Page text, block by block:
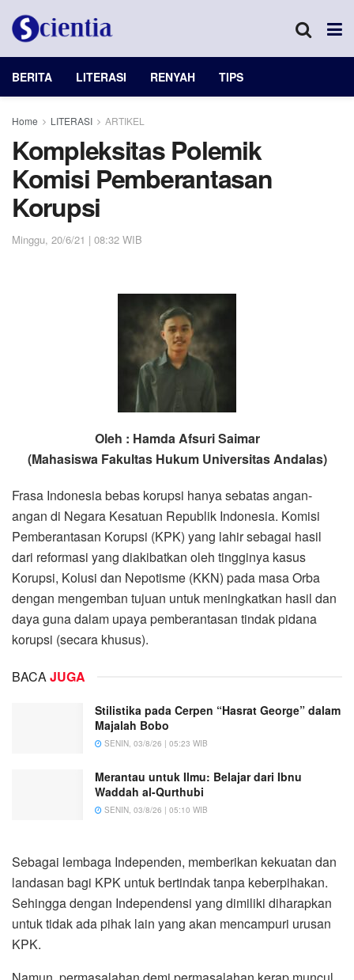
BERITA LITERASI RENYAH TIPS
Home LITERASI ARTIKEL
Kompleksitas Polemik
Komisi Pemberantasan
Korupsi
Minggu, 20/6/21 | 08:32 WIB
Oleh : Hamda Afsuri Saimar
(Mahasiswa Fakultas Hukum Universitas Andalas)
Frasa Indonesia bebas korupsi hanya sebatas angan-
angan di Negara Kesatuan Republik Indonesia. Komisi
Pemberantasan Korupsi (KPK) yang lahir sebagai hasil
dari reformasi yang diakibatkan oleh tingginya kasus
Korupsi, Kolusi dan Nepotisme (KKN) pada masa Orba
dengan mengemban tujuan untuk meningkatkan hasil dan
daya guna dalam upaya pemberantasan tindak pidana
korupsi (secara khusus).
BACAJUGA
Stilistika pada Cerpen “Hasrat George” dalam
Majalah Bobo
SENIN, 03/8/26 | 05:23 WIB
Merantau untuk Ilmu: Belajar dari Ibnu
Waddah al-Qurthubi
SENIN, 03/8/26 | 05:10 WIB
Sebagai lembaga Independen, memberikan kekuatan dan
landasan bagi KPK untuk bertindak tanpa keberpihakan.
Sehingga dengan Independensi yang dimiliki diharapkan
untuk tidak ada pihak lain yang akan mencampuri urusan
KPK.